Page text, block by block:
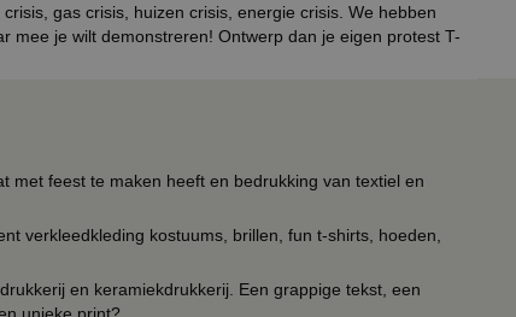
gas crisis, huizen crisis, energie crisis. We hebben
mee je wilt demonstreren! Ontwerp dan je eigen protest T-
met feest te maken heeft en bedrukking van textiel en
verkleedkleding kostuums, brillen, fun t-shirts, hoeden,
en keramiekdrukkerij. Een grappige tekst, een
unieke print?